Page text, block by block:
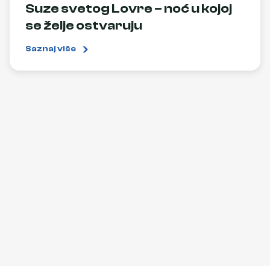
Suze svetog Lovre – noć u kojoj
se želje ostvaruju
Saznaj više